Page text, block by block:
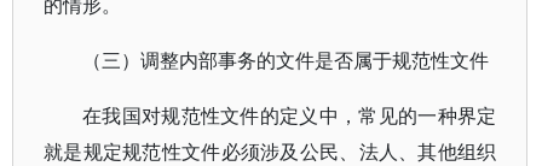
（三）调整内部事务的文件是否属于规范性文件
在我国对规范性文件的定义中，常见的一种界定
就是规定规范性文件必须涉及公民、法人、其他组织